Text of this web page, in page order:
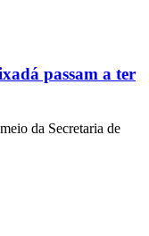
passam a ter
da Secretaria de